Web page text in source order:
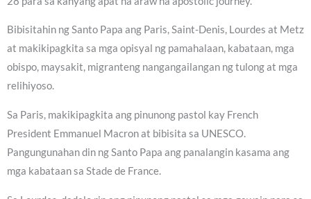
Bibisitahin ng Santo Papa ang Paris, Saint-Denis, Lourdes at Metz
at makikipagkita sa mga opisyal ng pamahalaan, kabataan, mga
obispo, maysakit, migranteng nangangailangan ng tulong at mga
relihiyoso.
Sa Paris, makikipagkita ang pinunong pastol kay French
President Emmanuel Macron at bibisita sa UNESCO.
Pangungunahan din ng Santo Papa ang panalangin kasama ang
mga kabataan sa Stade de France.